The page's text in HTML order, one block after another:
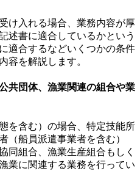
け入れる場合、業務内容が厚
述書に適合しているかという
適合するなどいくつかの条件
容を解説します。
共団体、漁業関連の組合や業
を含む）の場合、特定技能所
（船員派遣事業者を含む）
同組合、漁業生産組合もしく
業に関連する業務を行ってい